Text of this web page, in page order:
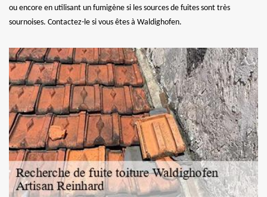
ou encore en utilisant un fumigène si les sources de fuites sont très
sournoises. Contactez-le si vous êtes à Waldighofen.